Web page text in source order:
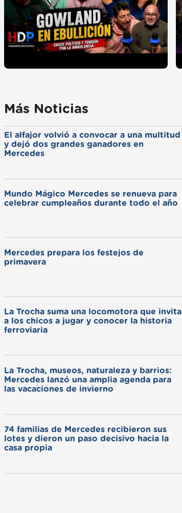
Más Noticias
El alfajor volvió a convocar a una multitud
y dejó dos grandes ganadores en
Mercedes
Mundo Mágico Mercedes se renueva para
celebrar cumpleaños durante todo el año
Mercedes prepara los festejos de
primavera
La Trocha suma una locomotora que invita
a los chicos a jugar y conocer la historia
ferroviaria
La Trocha, museos, naturaleza y barrios:
Mercedes lanzó una amplia agenda para
las vacaciones de invierno
74 familias de Mercedes recibieron sus
lotes y dieron un paso decisivo hacia la
casa propia